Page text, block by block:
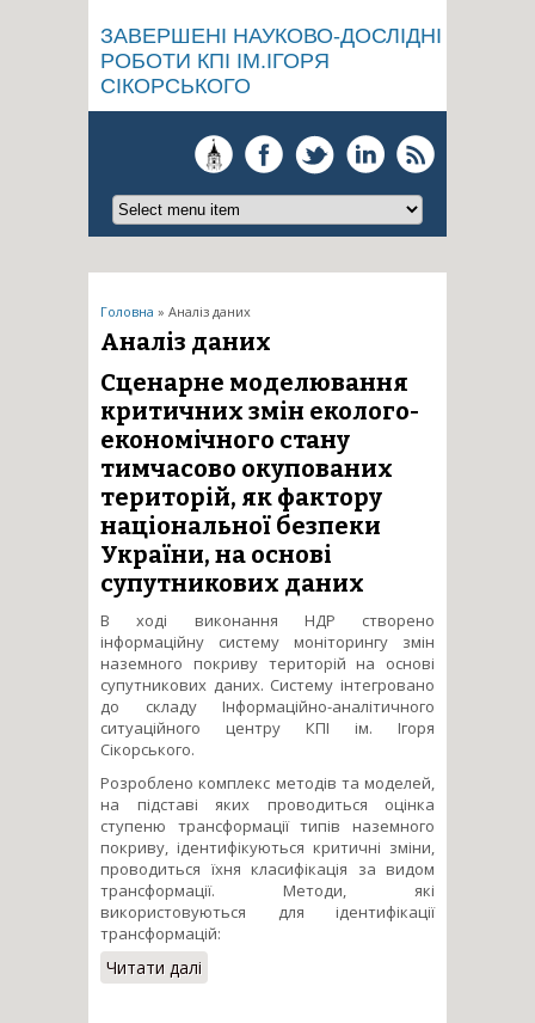
ЗАВЕРШЕНІ НАУКОВО-ДОСЛІДНІ
РОБОТИ КПІ ІМ.ІГОРЯ
СІКОРСЬКОГО
Ви є тут
Головна » Аналіз даних
Аналіз даних
Сценарне моделювання
критичних змін еколого-
економічного стану
тимчасово окупованих
територій, як фактору
національної безпеки
України, на основі
супутникових даних
В ході виконання НДР створено
інформаційну систему моніторингу змін
наземного покриву територій на основі
супутникових даних. Систему інтегровано
до складу Інформаційно-аналітичного
ситуаційного центру КПІ ім. Ігоря
Сікорського.
Розроблено комплекс методів та моделей,
на підставі яких проводиться оцінка
ступеню трансформації типів наземного
покриву, ідентифікуються критичні зміни,
проводиться їхня класифікація за видом
трансформації. Методи, які
використовуються для ідентифікації
трансформацій:
Читати далі
критичних змін еколого-